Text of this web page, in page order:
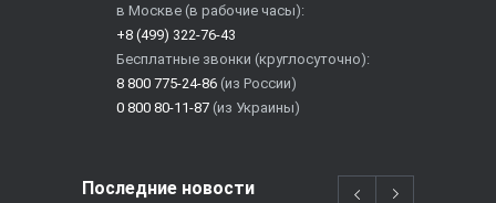
в Москве (в рабочие часы):
+8 (499) 322-76-43
Бесплатные звонки (круглосуточно):
8 800 775-24-86 (из России)
0 800 80-11-87 (из Украины)
Последние новости